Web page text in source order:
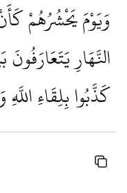
وَيَوْمَ يَحْشُرُهُمْ
النَّهَارِ
كَذَّبُوا بِلِقَاءِ